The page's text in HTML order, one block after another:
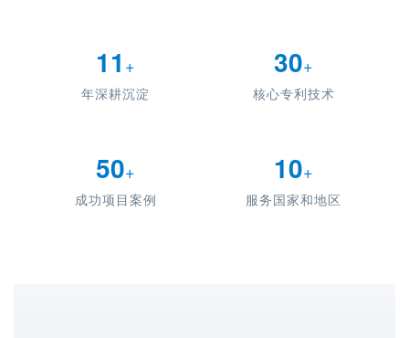
11 +
年深耕沉淀
30+
核心专利技术
50+
成功项目案例
10+
服务国家和地区